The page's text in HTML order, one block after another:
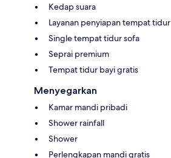
Kedap suara
Layanan penyiapan tempat tidur
Single tempat tidur sofa
Seprai premium
Tempat tidur bayi gratis
Menyegarkan
Kamar mandi pribadi
Shower rainfall
Shower
Perlengkapan mandi gratis